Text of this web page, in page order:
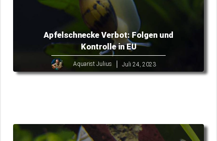
Apfelschnecke Verbot: Folgen und
Kontrolle in EU
Aquarist Julius Juli 24, 2023